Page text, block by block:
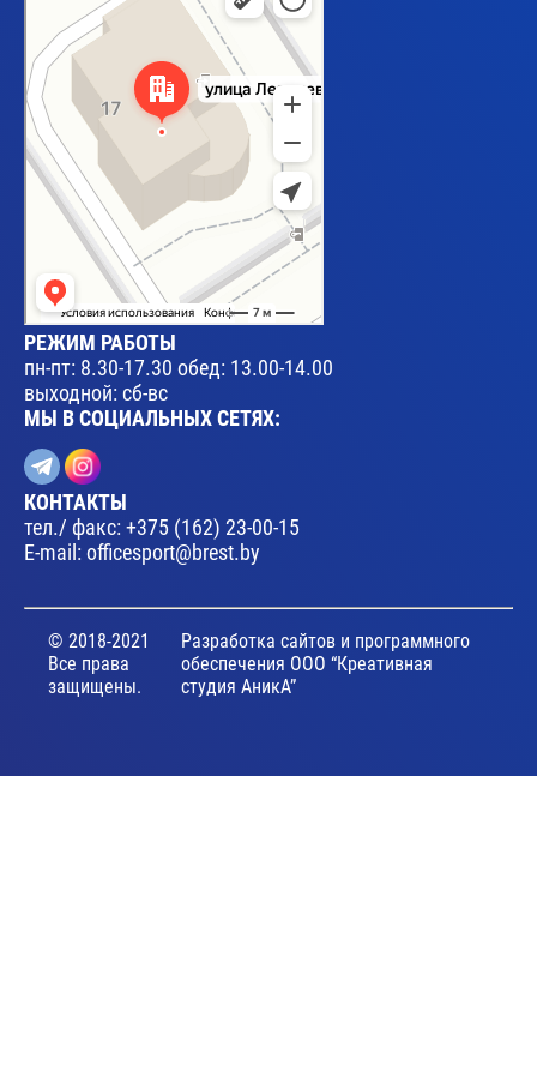
РЕЖИМ РАБОТЫ
пн-пт: 8.30-17.30 обед: 13.00-14.00
выходной: сб-вс
МЫ В СОЦИАЛЬНЫХ СЕТЯХ:
КОНТАКТЫ
тел./ факс: +375 (162) 23-00-15
E-mail: officesport@brest.by
© 2018-2021
Все права
защищены.
Разработка сайтов и программного
обеспечения ООО “Креативная
студия АникА”